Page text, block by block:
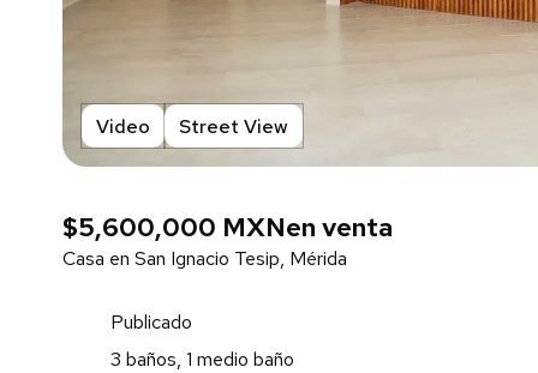
Video Street View
$5,600,000 MXNen venta
Casa en San Ignacio Tesip, Mérida
Publicado
3 baños, 1 medio baño